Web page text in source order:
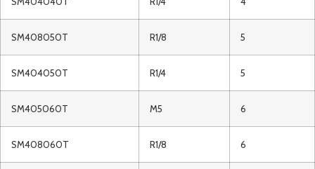
SM408050T R1/8 5
SM404050T R1/4 5
SM405060T M5 6
SM408060T R1/8 6